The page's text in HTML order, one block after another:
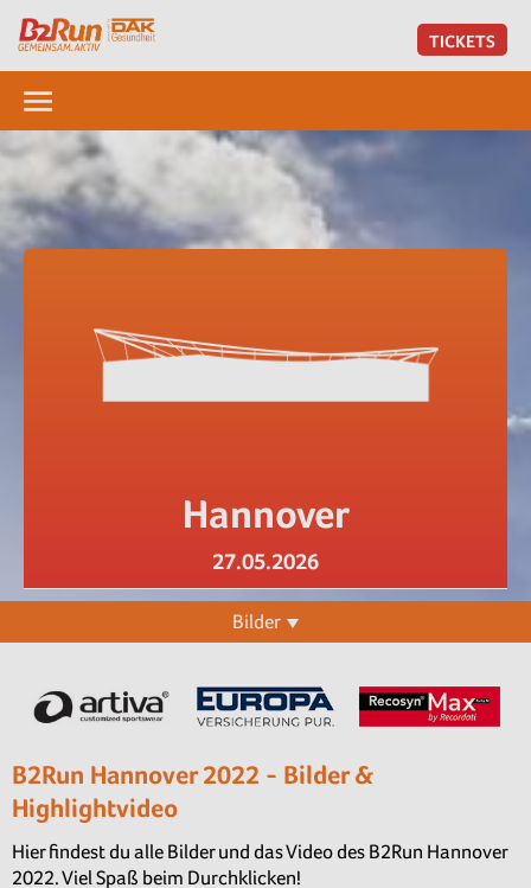
TICKETS
Hannover
27.05.2026
Bilder
B2Run Hannover 2022 - Bilder &
Highlightvideo
Hier findest du alle Bilder und das Video des B2Run Hannover
2022. Viel Spaß beim Durchklicken!